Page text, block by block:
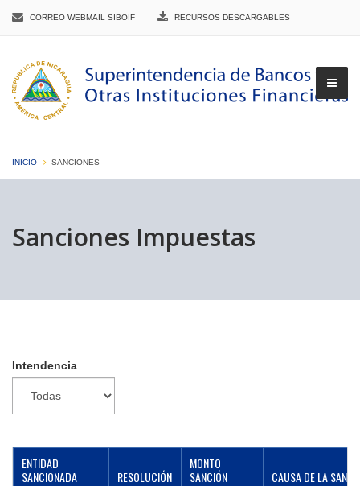
CORREO WEBMAIL SIBOIF RECURSOS DESCARGABLES
INICIO SANCIONES
Sanciones Impuestas
Intendencia
ENTIDAD
SANCIONADA
RESOLUCIÓN
MONTO
SANCIÓN
CAUSA DE LA